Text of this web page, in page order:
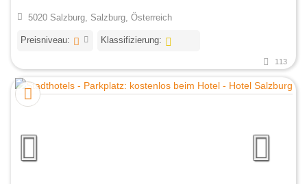
5020 Salzburg, Salzburg, Österreich
Preisniveau: Klassifizierung:
113